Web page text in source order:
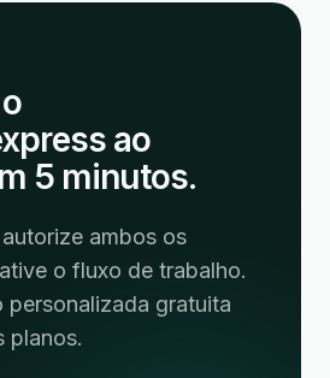
ao
5 minutos.
ambos os
o fluxo de trabalho.
personalizada gratuita
planos.